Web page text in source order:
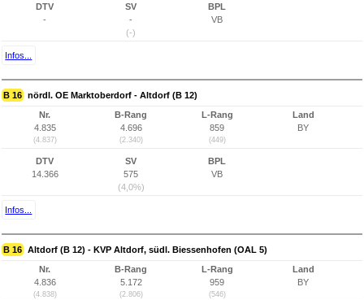
DTV
-
SV
-
(-)
BPL
VB
Infos...
B 16 nördl. OE Marktoberdorf - Altdorf (B 12)
Nr.
4.835
(4.837)
B-Rang
4.696
(2.340)
L-Rang
859
(449)
Land
BY
DTV
14.366
SV
575
(4,0%)
BPL
VB
Infos...
B 16 Altdorf (B 12) - KVP Altdorf, südl. Biessenhofen (OAL 5)
Nr.
4.836
(4.838)
B-Rang
5.172
(2.806)
L-Rang
959
(546)
Land
BY